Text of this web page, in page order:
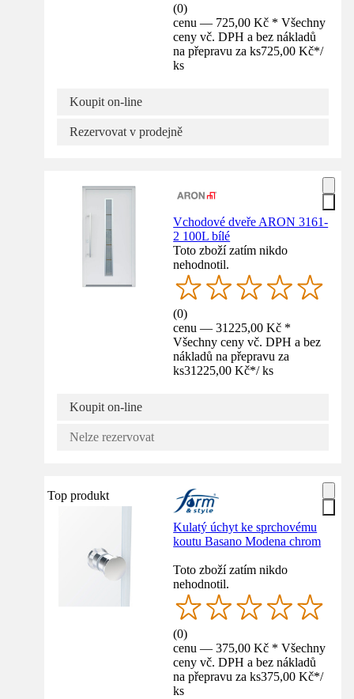
(0)
cenu — 725,00 Kč * Všechny
ceny vč. DPH a bez nákladů
na přepravu za ks725,00 Kč*/
ks
Koupit on-line
Rezervovat v prodejně
Vchodové dveře ARON 3161-
2 100L bílé
Toto zboží zatím nikdo
nehodnotil.
(0)
cenu — 31225,00 Kč *
Všechny ceny vč. DPH a bez
nákladů na přepravu za
ks31225,00 Kč*/ ks
Koupit on-line
Nelze rezervovat
Top produkt
Kulatý úchyt ke sprchovému
koutu Basano Modena chrom
Toto zboží zatím nikdo
nehodnotil.
(0)
cenu — 375,00 Kč * Všechny
ceny vč. DPH a bez nákladů
na přepravu za ks375,00 Kč*/
ks